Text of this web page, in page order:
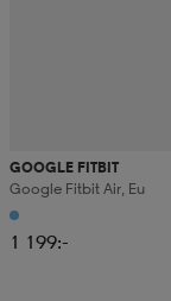
GOOGLE FITBIT
Google Fitbit Air, Eu
1 199:-